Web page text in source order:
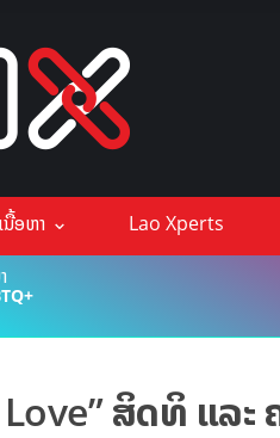
ເນື້ອຫາ Lao Xperts
ສິດທິ ແລະ